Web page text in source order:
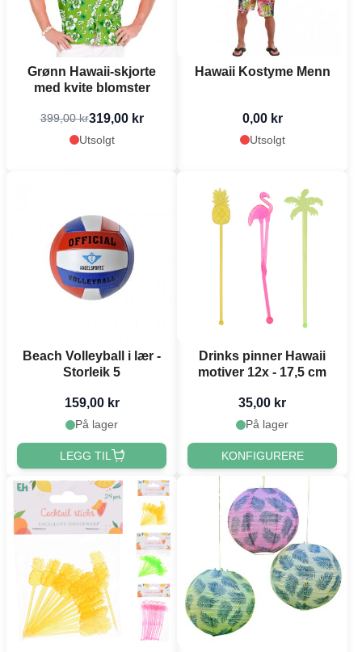
Grønn Hawaii-skjorte
med kvite blomster
399,00 kr319,00 kr
Utsolgt
Hawaii Kostyme Menn
0,00 kr
Utsolgt
Beach Volleyball i lær -
Storleik 5
159,00 kr
På lager
LEGG TIL
Drinks pinner Hawaii
motiver 12x - 17,5 cm
35,00 kr
På lager
KONFIGURERE